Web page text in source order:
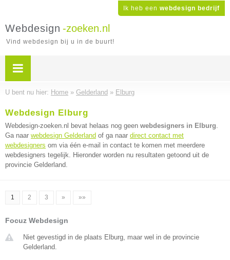
Ik heb een webdesign bedrijf
Webdesign -zoeken.nl
Vind webdesign bij u in de buurt!
U bent nu hier: Home » Gelderland » Elburg
Webdesign Elburg
Webdesign-zoeken.nl bevat helaas nog geen webdesigners in Elburg.
Ga naar webdesign Gelderland of ga naar direct contact met
webdesigners om via één e-mail in contact te komen met meerdere
webdesigners tegelijk. Hieronder worden nu resultaten getoond uit de
provincie Gelderland.
1 2 3 » »»
Focuz Webdesign
Niet gevestigd in de plaats Elburg, maar wel in de provincie
Gelderland.